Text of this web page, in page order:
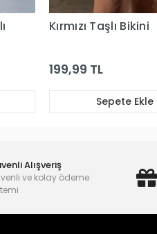
Kırmızı Taşlı Bikini
199,99 TL
Sepete Ekle
Alışveriş
ve kolay ödeme